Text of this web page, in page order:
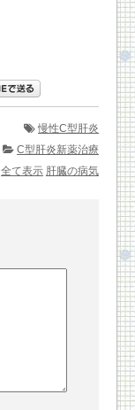
慢性C型肝炎
C型肝炎新薬治療
全て表示 肝臓の病気